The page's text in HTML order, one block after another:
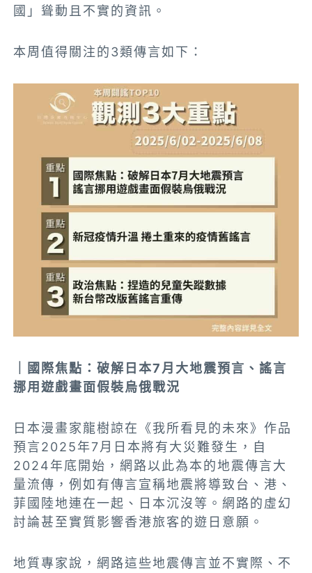
國」聳動且不實的資訊。
本周值得關注的3類傳言如下：
｜國際焦點：破解日本7月大地震預言、謠言
挪用遊戲畫面假裝烏俄戰況
日本漫畫家龍樹諒在《我所看見的未來》作品
預言2025年7月日本將有大災難發生，自
2024年底開始，網路以此為本的地震傳言大
量流傳，例如有傳言宣稱地震將導致台、港、
菲國陸地連在一起、日本沉沒等。網路的虛幻
討論甚至實質影響香港旅客的遊日意願。
地質專家說，網路這些地震傳言並不實際、不